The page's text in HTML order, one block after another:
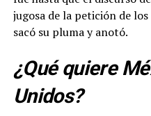
jugosa de la petición de
sacó su pluma y anotó.
¿Qué quiere
Unidos?